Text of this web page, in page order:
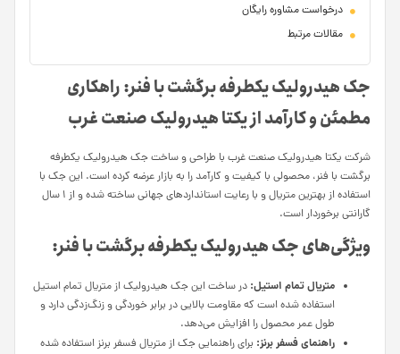
درخواست مشاوره رایگان
مقالات مرتبط
جک هیدرولیک یکطرفه برگشت با فنر: راهکاری
مطمئن و کارآمد از یکتا هیدرولیک صنعت غرب
شرکت یکتا هیدرولیک صنعت غرب با طراحی و ساخت جک هیدرولیک یکطرفه
برگشت با فنر، محصولی با کیفیت و کارآمد را به بازار عرضه کرده است. این جک با
استفاده از بهترین متریال و با رعایت استانداردهای جهانی ساخته شده و از 1 سال
گارانتی برخوردار است.
ویژگی‌های جک هیدرولیک یکطرفه برگشت با فنر:
متریال تمام استیل: در ساخت این جک هیدرولیک از متریال تمام استیل
استفاده شده است که مقاومت بالایی در برابر خوردگی و زنگ‌زدگی دارد و
طول عمر محصول را افزایش می‌دهد.
راهنمای فسفر برنز: برای راهنمایی جک از متریال فسفر برنز استفاده شده